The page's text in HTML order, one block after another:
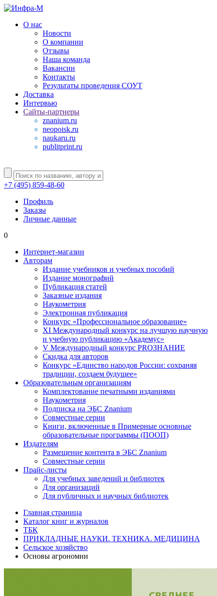
О нас
Новости
О компании
Отзывы
Наша команда
Вакансии
Контакты
Результаты проведения СОУТ
Доставка
Интервью
Сайты-партнеры
znanium.ru
neopoisk.ru
naukaru.ru
publitprint.ru
+7 (495) 859-48-60
Профиль
Заказы
Личные данные
0
Интернет-магазин
Авторам
Издание учебников и учебных пособий
Издание монографий
Публикация статей
Заказные издания
Наукометрия
Электронная публикация
Конкурс «Профессиональное образование»
XI Международный конкурс на лучшую научную
и учебную публикацию «Академус»
V Международный конкурс PROЗНАНИЕ
Скидка для авторов
Конкурс «Единство народов России: сохраняя
традиции, создаем будущее»
Образовательным организациям
Комплектование печатными изданиями
Наукометрия
Подписка на ЭБС Znanium
Совместные серии
Книги, включенные в Примерные основные
образовательные программы (ПООП)
Издателям
Размещение контента в ЭБС Znanium
Совместные серии
Прайс-листы
Для учебных заведений и библиотек
Для организаций
Для публичных и научных библиотек
Главная страница
Каталог книг и журналов
ТБК
ПРИКЛАДНЫЕ НАУКИ. ТЕХНИКА. МЕДИЦИНА
Сельское хозяйство
Основы агрономии